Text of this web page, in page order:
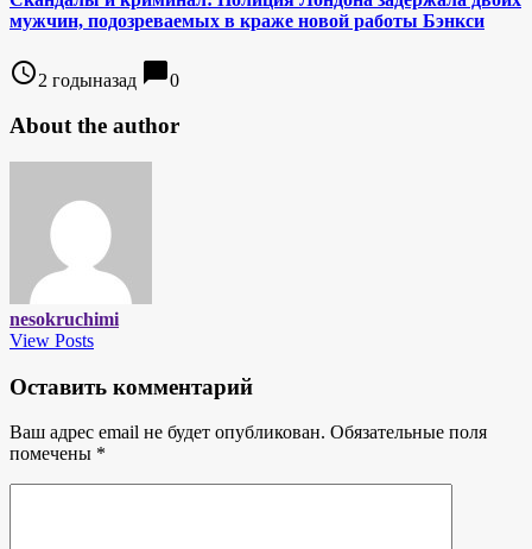
мужчин, подозреваемых в краже новой работы Бэнкси
access_time2 годыназад chat_bubble0
About the author
nesokruchimi
View Posts
Оставить комментарий
Ваш адрес email не будет опубликован. Обязательные поля
помечены *